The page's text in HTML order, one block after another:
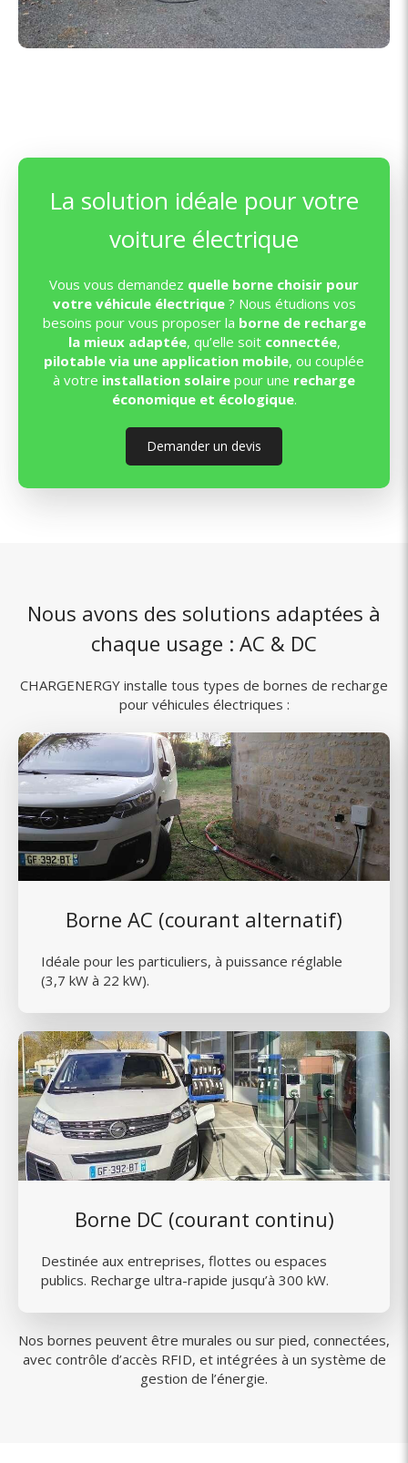
La solution idéale pour votre
voiture électrique
Vous vous demandez quelle borne choisir pour
votre véhicule électrique? Nous étudions vos
besoins pour vous proposer la borne de recharge
la mieux adaptée, qu’elle soit connectée,
pilotable via une application mobile, ou couplée
à votre installation solaire pour une recharge
économique et écologique.
Demander un devis
Nous avons des solutions adaptées à
chaque usage : AC & DC
CHARGENERGY installe tous types de bornes de recharge
pour véhicules électriques :
Borne AC (courant alternatif)
Idéale pour les particuliers, à puissance réglable
(3,7 kW à 22 kW).
Borne DC (courant continu)
Destinée aux entreprises, flottes ou espaces
publics. Recharge ultra-rapide jusqu’à 300 kW.
Nos bornes peuvent être murales ou sur pied, connectées,
avec contrôle d’accès RFID, et intégrées à un système de
gestion de l’énergie.